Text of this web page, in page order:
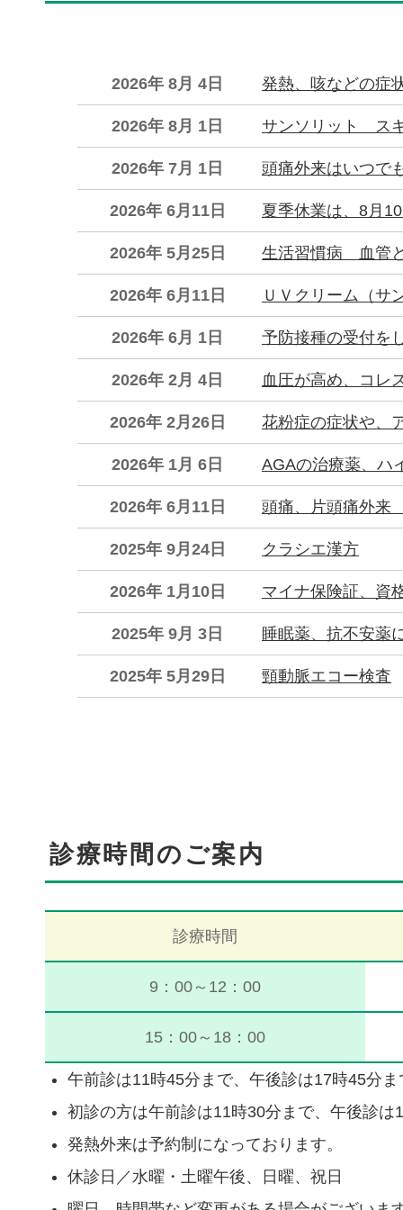
2026年 8月 4日 発熱、咳などの症
2026年 8月 1日 サンソリット ス
2026年 7月 1日 頭痛外来はいつで
2026年 6月11日 夏季休業は、8月
2026年 5月25日 生活習慣病 血管
2026年 6月11日 ＵＶクリーム（サ
2026年 6月 1日 予防接種の受付を
2026年 2月 4日 血圧が高め、コレ
2026年 2月26日 花粉症の症状や、
2026年 1月 6日 AGAの治療薬、ハ
2026年 6月11日 頭痛、片頭痛外
2025年 9月24日 クラシエ漢方
2026年 1月10日 マイナ保険証、資
2025年 9月 3日 睡眠薬、抗不安薬
2025年 5月29日 頸動脈エコー検査
診療時間のご案内
診療時間
9：00～12：00
15：00～18：00
午前診は11時45分まで、午後診は17時45分
初診の方は午前診は11時30分まで、午後診
発熱外来は予約制になっております。
休診日／水曜・土曜午後、日曜、祝日